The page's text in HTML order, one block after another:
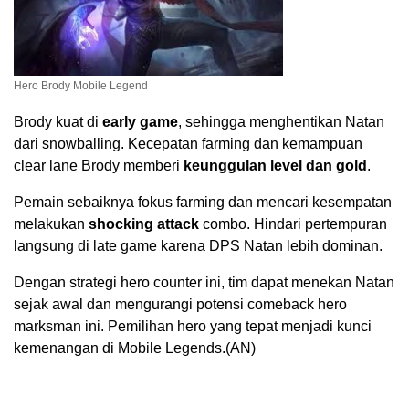
Hero Brody Mobile Legend
Brody kuat di early game, sehingga menghentikan Natan
dari snowballing. Kecepatan farming dan kemampuan
clear lane Brody memberi keunggulan level dan gold .
Pemain sebaiknya fokus farming dan mencari kesempatan
melakukan shocking attack combo. Hindari pertempuran
langsung di late game karena DPS Natan lebih dominan.
Dengan strategi hero counter ini, tim dapat menekan Natan
sejak awal dan mengurangi potensi comeback hero
marksman ini. Pemilihan hero yang tepat menjadi kunci
kemenangan di Mobile Legends.(AN)